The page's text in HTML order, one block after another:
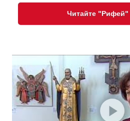
Читайте "Рифей"